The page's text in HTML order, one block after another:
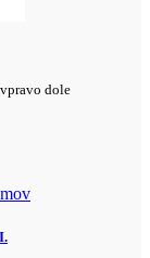
dole